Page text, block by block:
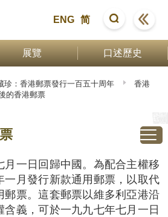
ENG 简
展覽 口述歷史
珍：香港郵票發行一百五十周年
香港
的香港郵票
月一日回歸中國。為配合主權移
一月發行新款通用郵票，以取代
郵票。這套郵票以維多利亞港沿
含義，可於一九九七年七月一日